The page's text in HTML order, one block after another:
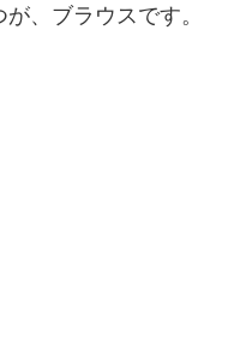
、ブラウスです。